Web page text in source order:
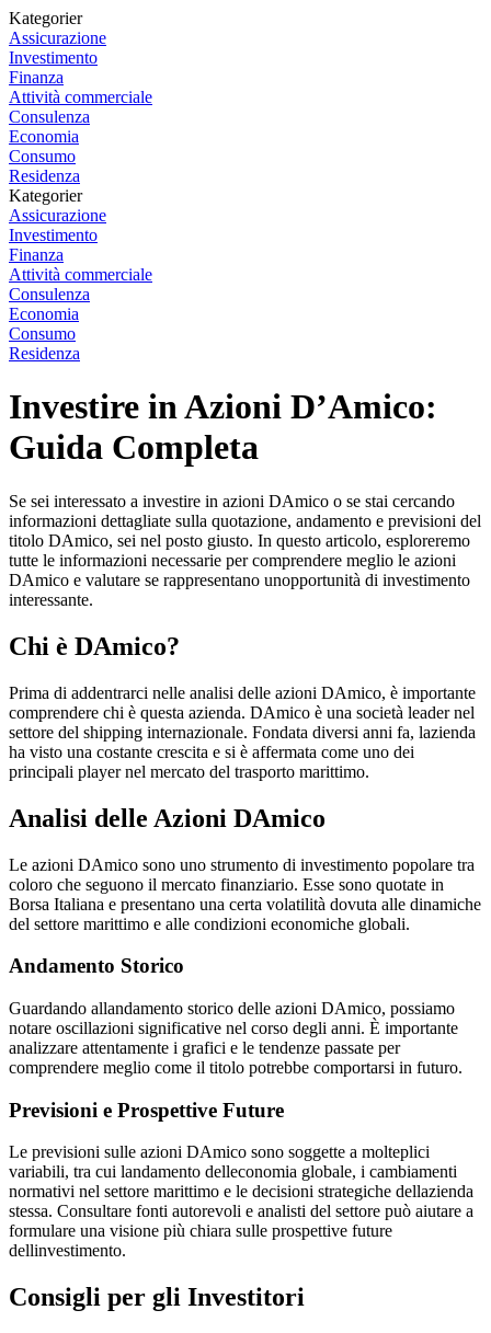
Kategorier
Assicurazione
Investimento
Finanza
Attività commerciale
Consulenza
Economia
Consumo
Residenza
Kategorier
Assicurazione
Investimento
Finanza
Attività commerciale
Consulenza
Economia
Consumo
Residenza
Investire in Azioni D’Amico:
Guida Completa
Se sei interessato a investire in azioni DAmico o se stai cercando
informazioni dettagliate sulla quotazione, andamento e previsioni del
titolo DAmico, sei nel posto giusto. In questo articolo, esploreremo
tutte le informazioni necessarie per comprendere meglio le azioni
DAmico e valutare se rappresentano unopportunità di investimento
interessante.
Chi è DAmico?
Prima di addentrarci nelle analisi delle azioni DAmico, è importante
comprendere chi è questa azienda. DAmico è una società leader nel
settore del shipping internazionale. Fondata diversi anni fa, lazienda
ha visto una costante crescita e si è affermata come uno dei
principali player nel mercato del trasporto marittimo.
Analisi delle Azioni DAmico
Le azioni DAmico sono uno strumento di investimento popolare tra
coloro che seguono il mercato finanziario. Esse sono quotate in
Borsa Italiana e presentano una certa volatilità dovuta alle dinamiche
del settore marittimo e alle condizioni economiche globali.
Andamento Storico
Guardando allandamento storico delle azioni DAmico, possiamo
notare oscillazioni significative nel corso degli anni. È importante
analizzare attentamente i grafici e le tendenze passate per
comprendere meglio come il titolo potrebbe comportarsi in futuro.
Previsioni e Prospettive Future
Le previsioni sulle azioni DAmico sono soggette a molteplici
variabili, tra cui landamento delleconomia globale, i cambiamenti
normativi nel settore marittimo e le decisioni strategiche dellazienda
stessa. Consultare fonti autorevoli e analisti del settore può aiutare a
formulare una visione più chiara sulle prospettive future
dellinvestimento.
Consigli per gli Investitori